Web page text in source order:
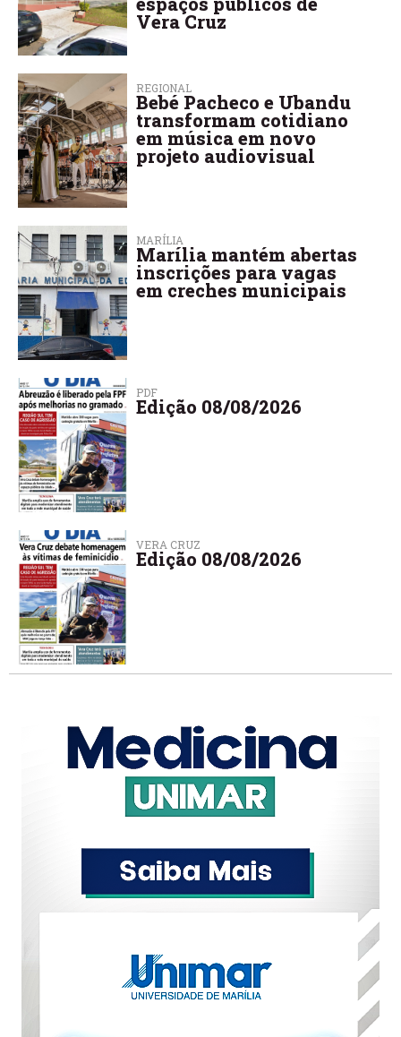
Vera Cruz
REGIONAL
Bebé Pacheco e Ubandu
transformam cotidiano
em música em novo
projeto audiovisual
MARÍLIA
Marília mantém abertas
inscrições para vagas
em creches municipais
PDF
Edição 08/08/2026
VERA CRUZ
Edição 08/08/2026